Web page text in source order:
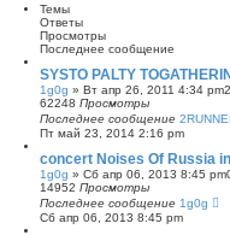
е
н
ы
й
п
о
с
к
Темы
Ответы
Просмотры
Последнее сообщение
SYSTO PALTY
1g0g » Вт апр 26, 2011 4:34 pm2
62248 Просмотры
Последнее сообщение
Пт май 23, 2014 2:16 pm
concert Noises Of Russia
1g0g » Сб апр 06, 2013 8:45 pm
14952 Просмотры
Последнее сообщение 1g0g
Сб апр 06, 2013 8:45 pm